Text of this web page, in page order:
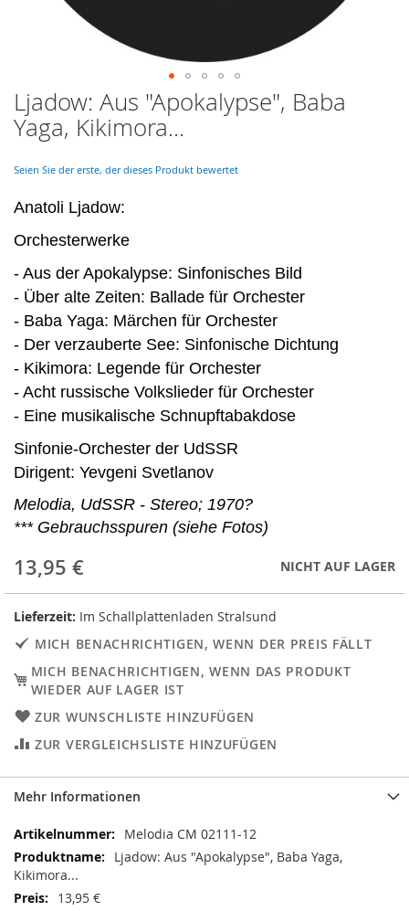
Skip
to
the
of
images
Ljadow: Aus "Apokalypse", Baba
Yaga, Kikimora...
Seien Sie der erste, der dieses Produkt bewertet
Anatoli Ljadow:
Orchesterwerke
- Aus der Apokalypse: Sinfonisches Bild
- Über alte Zeiten: Ballade für Orchester
- Baba Yaga: Märchen für Orchester
- Der verzauberte See: Sinfonische Dichtung
- Kikimora: Legende für Orchester
- Acht russische Volkslieder für Orchester
- Eine musikalische Schnupftabakdose
Sinfonie-Orchester der UdSSR
Dirigent: Yevgeni Svetlanov
Melodia, UdSSR - Stereo; 1970?
*** Gebrauchsspuren (siehe Fotos)
13,95 € NICHT AUF LAGER
Lieferzeit: Im Schallplattenladen Stralsund
MICH BENACHRICHTIGEN, WENN DER PREIS FÄLLT
MICH BENACHRICHTIGEN, WENN DAS PRODUKT
WIEDER AUF LAGER IST
ZUR WUNSCHLISTE HINZUFÜGEN
ZUR VERGLEICHSLISTE HINZUFÜGEN
Mehr Informationen
Mehr
Informationen
Melodia CM 02111-12
Ljadow: Aus "Apokalypse", Baba Yaga,
Kikimora...
13,95 €